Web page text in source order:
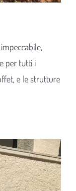
per tutti i
e le strutture